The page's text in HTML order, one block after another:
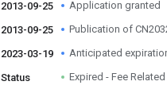
2013-09-25 Application granted
2013-09-25 Publication of
2023-03-19 Anticipated
Status Expired - Fee Related